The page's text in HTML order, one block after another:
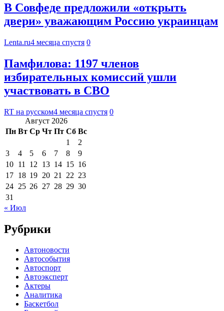
В Совфеде предложили «открыть
двери» уважающим Россию украинцам
Lenta.ru4 месяца спустя 0
Памфилова: 1197 членов
избирательных комиссий ушли
участвовать в СВО
RT на русском4 месяца спустя 0
Август 2026
Пн Вт Ср Чт Пт Сб Вс
1
2
3
4 5 6 7 8
9
10 11 12 13 14 15 16
17 18 19 20 21 22 23
24 25 26 27 28 29 30
31
« Июл
Рубрики
Автоновости
Автособытия
Автоспорт
Автоэксперт
Актеры
Аналитика
Баскетбол